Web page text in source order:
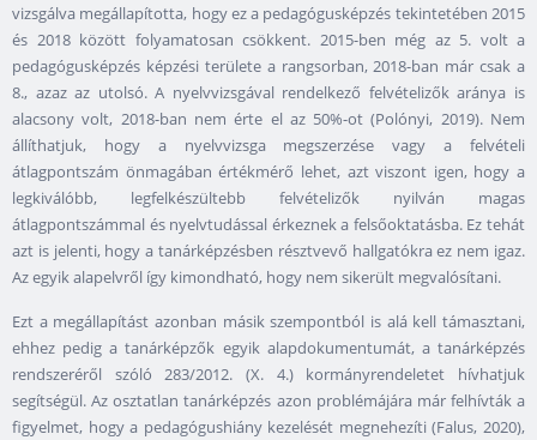
vizsgálva megállapította, hogy ez a pedagógusképzés tekintetében 2015
és 2018 között folyamatosan csökkent. 2015-ben még az 5. volt a
pedagógusképzés képzési területe a rangsorban, 2018-ban már csak a
8., azaz az utolsó. A nyelvvizsgával rendelkező felvételizők aránya is
alacsony volt, 2018-ban nem érte el az 50%-ot (Polónyi, 2019). Nem
állíthatjuk, hogy a nyelvvizsga megszerzése vagy a felvételi
átlagpontszám önmagában értékmérő lehet, azt viszont igen, hogy a
legkiválóbb, legfelkészültebb felvételizők nyilván magas
átlagpontszámmal és nyelvtudással érkeznek a felsőoktatásba. Ez tehát
azt is jelenti, hogy a tanárképzésben résztvevő hallgatókra ez nem igaz.
Az egyik alapelvről így kimondható, hogy nem sikerült megvalósítani.
Ezt a megállapítást azonban másik szempontból is alá kell támasztani,
ehhez pedig a tanárképzők egyik alapdokumentumát, a tanárképzés
rendszeréről szóló 283/2012. (X. 4.) kormányrendeletet hívhatjuk
segítségül. Az osztatlan tanárképzés azon problémájára már felhívták a
figyelmet, hogy a pedagógushiány kezelését megnehezíti (Falus, 2020),